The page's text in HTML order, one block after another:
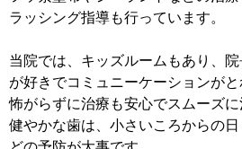
ラッシング指導も行っています。
当院では、キッズルームもあり、
が好きでコミュニーケーションが
怖がらずに治療も安心でスムーズに
健やかな歯は、小さいころからの